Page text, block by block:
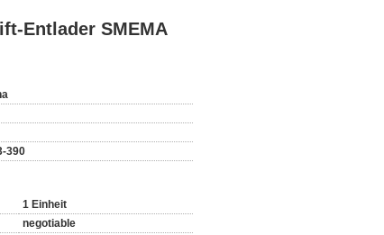
Entlader SMEMA
390
1 Einheit
negotiable